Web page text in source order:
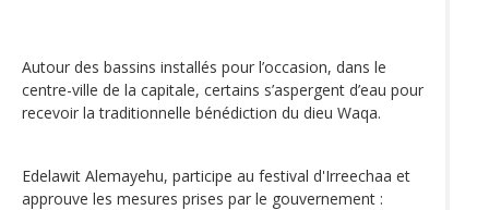
Autour des bassins installés pour l’occasion, dans le
centre-ville de la capitale, certains s’aspergent d’eau pour
recevoir la traditionnelle bénédiction du dieu Waqa.
Edelawit Alemayehu, participe au festival d'Irreechaa et
approuve les mesures prises par le gouvernement :